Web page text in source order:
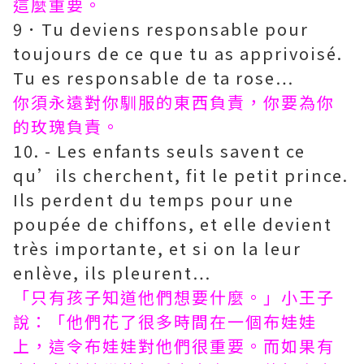
9．Tu deviens responsable pour
toujours de ce que tu as apprivoisé.
Tu es responsable de ta rose…
你須永遠對你馴服的東西負責，你要為你
的玫瑰負責。
10. - Les enfants seuls savent ce
qu’ils cherchent, fit le petit prince.
Ils perdent du temps pour une
poupée de chiffons, et elle devient
très importante, et si on la leur
enlève, ils pleurent…
「只有孩子知道他們想要什麼。」小王子
說：「他們花了很多時間在一個布娃娃
上，這令布娃娃對他們很重要。而如果有